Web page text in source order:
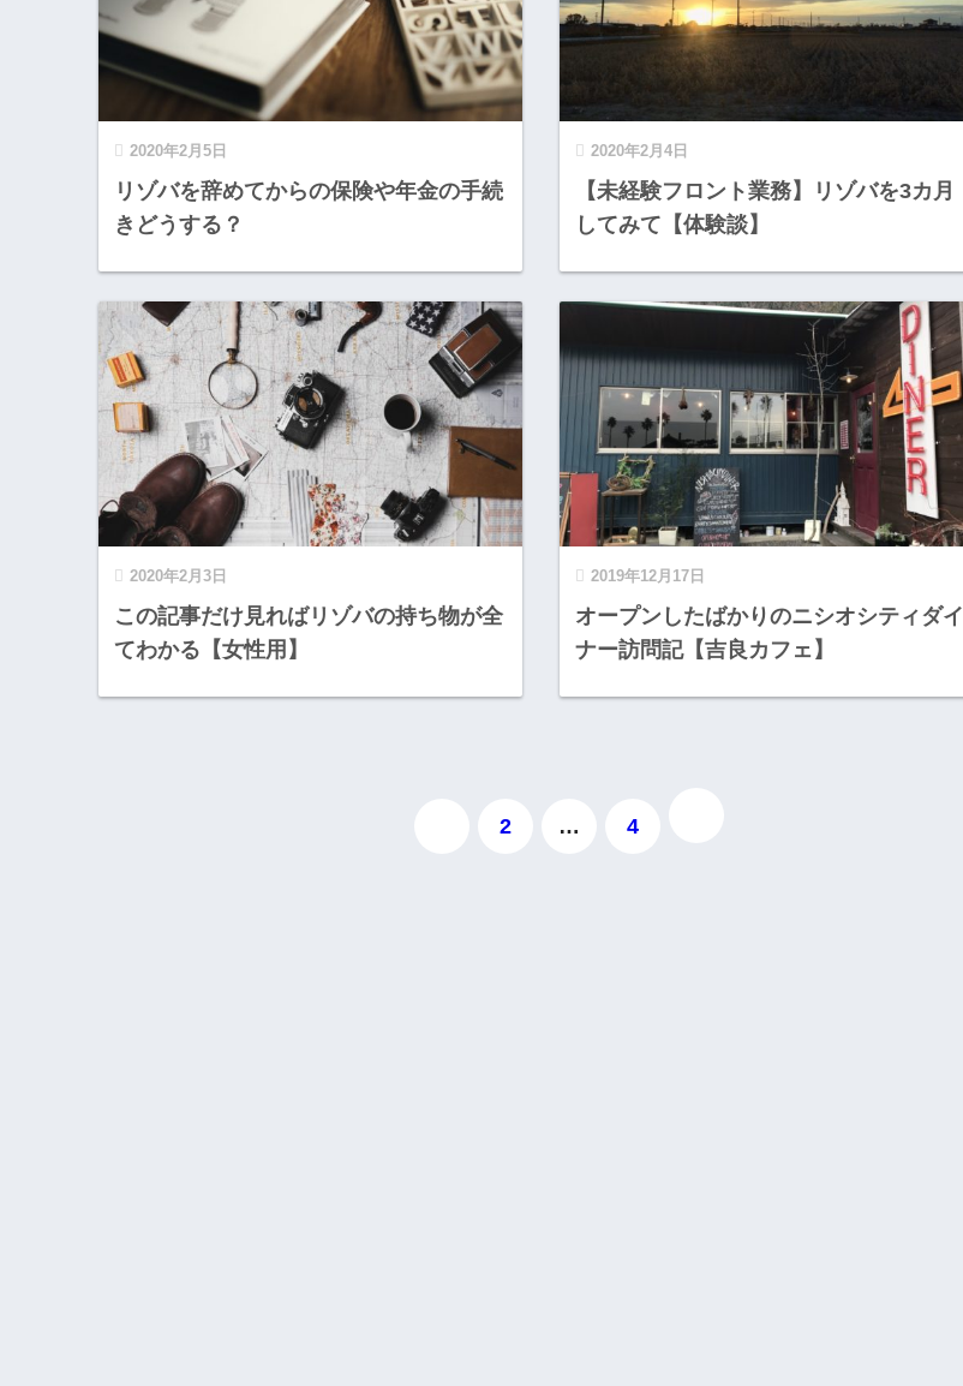
2020年2月5日
リゾバを辞めてからの保険や年金の手続
きどうする？
2020年2月4日
【未経験フロント業務】リゾバを3カ月
してみて【体験談】
2020年2月3日
この記事だけ見ればリゾバの持ち物が全
てわかる【女性用】
2019年12月17日
オープンしたばかりのニシオシティダイ
ナー訪問記【吉良カフェ】
2 … 4